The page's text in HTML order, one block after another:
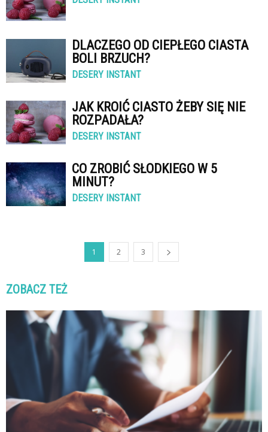
DLACZEGO OD CIEPŁEGO CIASTA
BOLI BRZUCH?
DESERY INSTANT
JAK KROIĆ CIASTO ŻEBY SIĘ NIE
ROZPADAŁA?
DESERY INSTANT
CO ZROBIĆ SŁODKIEGO W 5
MINUT?
DESERY INSTANT
1 2 3
ZOBACZ TEŻ